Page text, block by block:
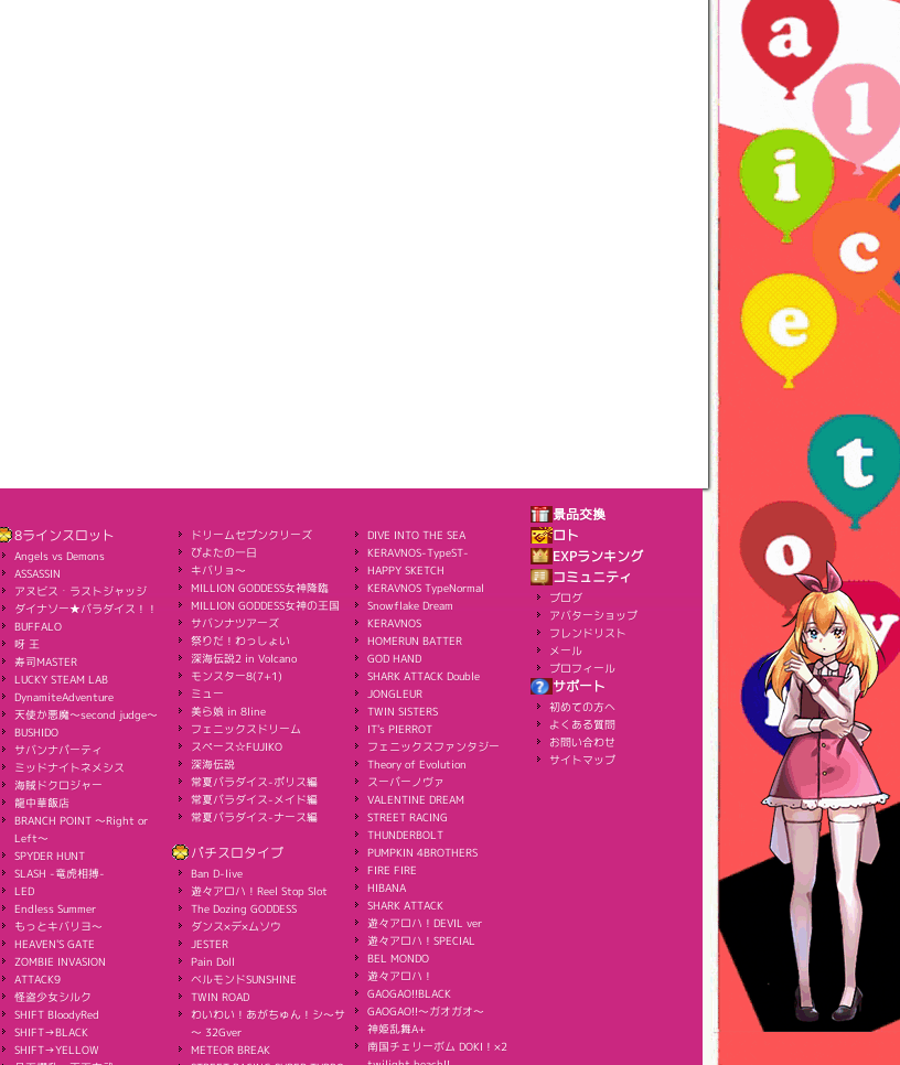
8ラインスロット
Angels vs Demons
ASSASSIN
アヌビス・ラストジャッジ
ダイナソー★パラダイス！！
BUFFALO
呀 王
寿司MASTER
LUCKY STEAM LAB
DynamiteAdventure
天使か悪魔〜second judge〜
BUSHIDO
サバンナパーティ
ミッドナイトネメシス
海賊ドクロジャー
龍中華飯店
BRANCH POINT 〜Right or
Left〜
SPYDER HUNT
SLASH -竜虎相搏-
LED
Endless Summer
もっとキバリヨ～
HEAVEN'S GATE
ZOMBIE INVASION
ATTACK9
怪盗少女シルク
SHIFT BloodyRed
SHIFT→BLACK
SHIFT→YELLOW
ドリームセブンクリーズ
ぴよたの一日
キバリョ～
MILLION GODDESS女神降臨
MILLION GODDESS女神の王国
サバンナツアーズ
祭りだ！わっしょい
深海伝説2 in Volcano
モンスター8(7+1)
ミュー
美ら娘 in 8line
フェニックスドリーム
スペース☆FUJIKO
深海伝説
常夏パラダイス-ポリス編
常夏パラダイス-メイド編
常夏パラダイス-ナース編
パチスロタイプ
Ban D-live
遊々アロハ！Reel Stop Slot
The Dozing GODDESS
ダンス×デ×ムソウ
JESTER
Pain Doll
ベルモンドSUNSHINE
TWIN ROAD
わいわい！あがちゅん！シ～サ
～ 32Gver
METEOR BREAK
DIVE INTO THE SEA
KERAVNOS-TypeST-
HAPPY SKETCH
KERAVNOS TypeNormal
Snowflake Dream
KERAVNOS
HOMERUN BATTER
GOD HAND
SHARK ATTACK Double
JONGLEUR
TWIN SISTERS
IT's PIERROT
フェニックスファンタジー
Theory of Evolution
スーパーノヴァ
VALENTINE DREAM
STREET RACING
THUNDERBOLT
PUMPKIN 4BROTHERS
FIRE FIRE
HIBANA
SHARK ATTACK
遊々アロハ！DEVIL ver
遊々アロハ！SPECIAL
BEL MONDO
遊々アロハ！
GAOGAO!!BLACK
GAOGAO!!～ガオガオ～
神姫乱舞A+
南国チェリーボム DOKI！×2
景品交換
ロト
EXPランキング
コミュニティ
ブログ
アバターショップ
フレンドリスト
メール
プロフィール
サポート
初めての方へ
よくある質問
お問い合わせ
サイトマップ